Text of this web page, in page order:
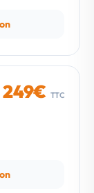
249€ TTC